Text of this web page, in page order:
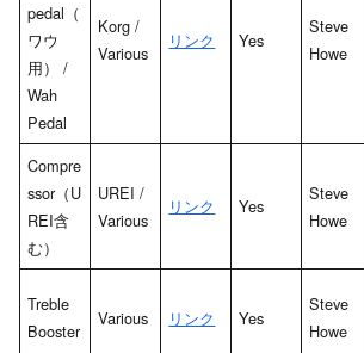
pedal（
ワウ
用） /
Wah
Pedal
Korg /
Various
リンク Yes
Steve
Howe
Compre
ssor（U
REI含
む）
UREI /
Various
リンク Yes
Steve
Howe
Treble
Booster
Various リンク Yes
Steve
Howe